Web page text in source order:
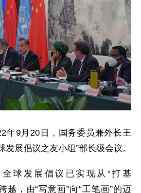
年9月20日，国务委员兼外长王
发展倡议之友小组”部长级会议。
球发展倡议已实现从“打基
越，由“写意画”向“工笔画”的迈